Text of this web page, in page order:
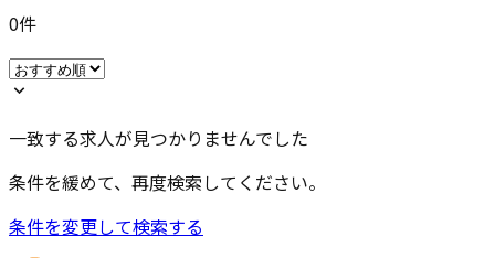
0件
一致する求人が見つかりませんでした
条件を緩めて、再度検索してください。
条件を変更して検索する